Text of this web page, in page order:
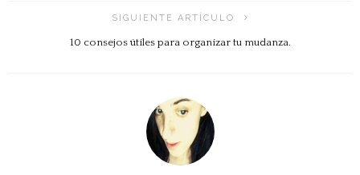
SIGUIENTE ARTÍCULO
10 consejos útiles para organizar tu mudanza.